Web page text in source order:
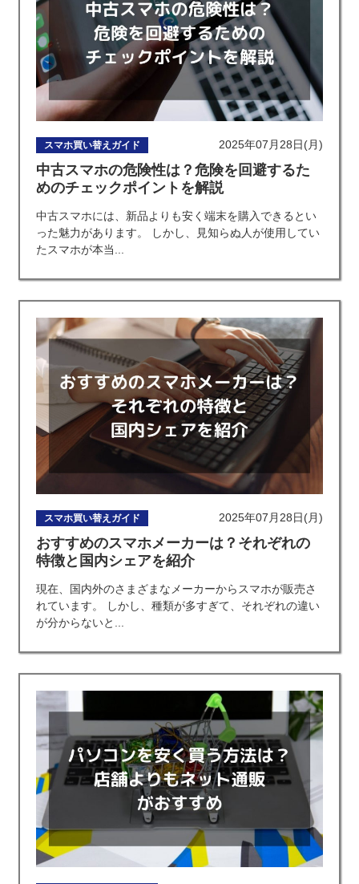
スマホ買い替えガイド 2025年07月28日(月)
中古スマホの危険性は？危険を回避するた
めのチェックポイントを解説
中古スマホには、新品よりも安く端末を購入できるとい
った魅力があります。 しかし、見知らぬ人が使用してい
たスマホが本当...
スマホ買い替えガイド 2025年07月28日(月)
おすすめのスマホメーカーは？それぞれの
特徴と国内シェアを紹介
現在、国内外のさまざまなメーカーからスマホが販売さ
れています。 しかし、種類が多すぎて、それぞれの違い
が分からないと...